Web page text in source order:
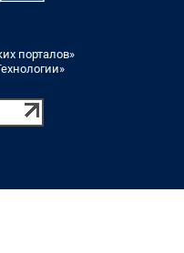
порталов»